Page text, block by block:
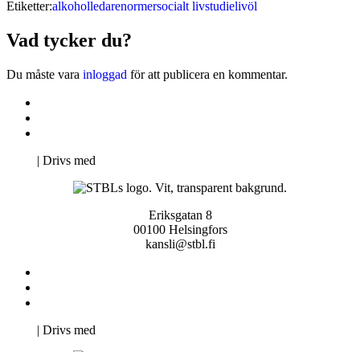
Etiketter:alkoholledarenormersocialt livstudielivöl
Vad tycker du?
Du måste vara inloggad för att publicera en kommentar.
| Drivs med
Eriksgatan 8
00100 Helsingfors
kansli@stbl.fi
| Drivs med